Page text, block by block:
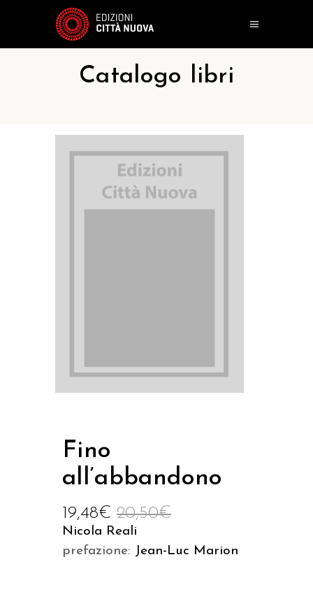
Catalogo libri
Fino
all’abbandono
20,50€
19,48€
Nicola Reali
prefazione: Jean-Luc Marion